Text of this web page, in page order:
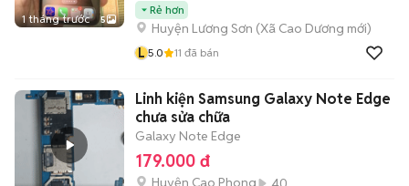
1 tháng trước 5
Rẻ hơn
Huyện Lương Sơn (Xã Cao Dương mới)
L 5.0 11 đã bán
Linh kiện Samsung Galaxy Note Edge
chưa sửa chữa
Galaxy Note Edge
179.000 đ
Huyện Cao Phong